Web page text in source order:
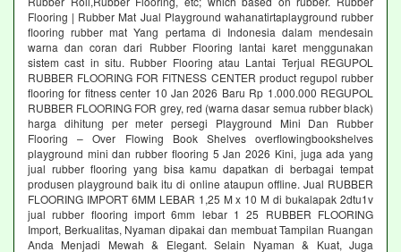
Flooring | Rubber Mat Jual Playground wahanatirtaplayground rubber
flooring rubber mat Yang pertama di Indonesia dalam mendesain
warna dan coran dari Rubber Flooring lantai karet menggunakan
sistem cast in situ. Rubber Flooring atau Lantai Terjual REGUPOL
RUBBER FLOORING FOR FITNESS CENTER product regupol rubber
flooring for fitness center 10 Jan 2026 Baru Rp 1.000.000 REGUPOL
RUBBER FLOORING FOR grey, red (warna dasar semua rubber black)
harga dihitung per meter persegi Playground Mini Dan Rubber
Flooring – Over Flowing Book Shelves overflowingbookshelves
playground mini dan rubber flooring 5 Jan 2026 Kini, juga ada yang
jual rubber flooring yang bisa kamu dapatkan di berbagai tempat
produsen playground baik itu di online ataupun offline. Jual RUBBER
FLOORING IMPORT 6MM LEBAR 1,25 M x 10 M di bukalapak 2dtu1v
jual rubber flooring import 6mm lebar 1 25 RUBBER FLOORING
Import, Berkualitas, Nyaman dipakai dan membuat Tampilan Ruangan
Anda Menjadi Mewah & Elegant. Selain Nyaman & Kuat, Juga